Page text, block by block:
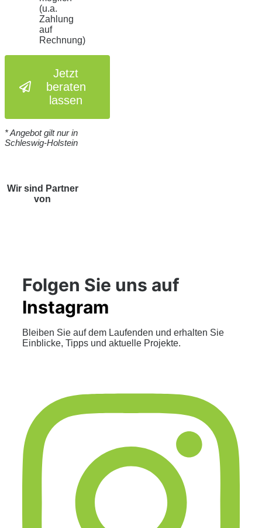
(u.a.
Zahlung
auf
Rechnung)
Jetzt
beraten
lassen
* Angebot gilt nur in
Schleswig-Holstein
Wir sind Partner
von
Folgen Sie uns auf
Instagram
Bleiben Sie auf dem Laufenden und erhalten Sie
Einblicke, Tipps und aktuelle Projekte.